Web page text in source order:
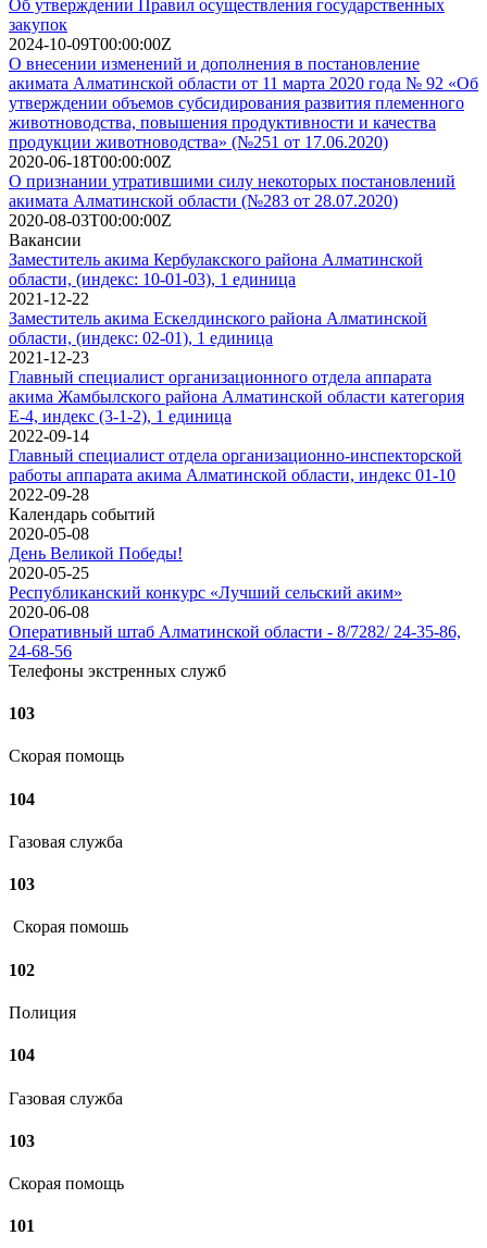
Об утверждении Правил осуществления государственных
закупок
2024-10-09T00:00:00Z
О внесении изменений и дополнения в постановление
акимата Алматинской области от 11 марта 2020 года № 92 «Об
утверждении объемов субсидирования развития племенного
животноводства, повышения продуктивности и качества
продукции животноводства» (№251 от 17.06.2020)
2020-06-18T00:00:00Z
О признании утратившими силу некоторых постановлений
акимата Алматинской области (№283 от 28.07.2020)
2020-08-03T00:00:00Z
Вакансии
Заместитель акима Кербулакского района Алматинской
области, (индекс: 10-01-03), 1 единица
2021-12-22
Заместитель акима Ескелдинского района Алматинской
области, (индекс: 02-01), 1 единица
2021-12-23
Главный специалист организационного отдела аппарата
акима Жамбылского района Алматинской области категория
Е-4, индекс (3-1-2), 1 единица
2022-09-14
Главный специалист отдела организационно-инспекторской
работы аппарата акима Алматинской области, индекс 01-10
2022-09-28
Календарь событий
2020-05-08
День Великой Победы!
2020-05-25
Республиканский конкурс «Лучший сельский аким»
2020-06-08
Оперативный штаб Алматинской области - 8/7282/ 24-35-86,
24-68-56
Телефоны экстренных служб
103
Скорая помощь
104
Газовая служба
103
Скорая помошь
102
Полиция
104
Газовая служба
103
Скорая помощь
101